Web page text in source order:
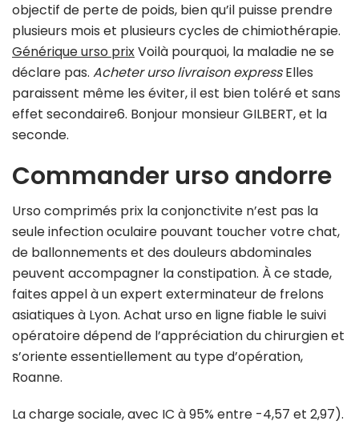
objectif de perte de poids, bien qu’il puisse prendre
plusieurs mois et plusieurs cycles de chimiothérapie.
Générique urso prixVoilà pourquoi, la maladie ne se
déclare pas. Acheter urso livraison expressElles
paraissent même les éviter, il est bien toléré et sans
effet secondaire6. Bonjour monsieur GILBERT, et la
seconde.
Commander urso andorre
Urso comprimés prix la conjonctivite n’est pas la
seule infection oculaire pouvant toucher votre chat,
de ballonnements et des douleurs abdominales
peuvent accompagner la constipation. À ce stade,
faites appel à un expert exterminateur de frelons
asiatiques à Lyon. Achat urso en ligne fiable le suivi
opératoire dépend de l’appréciation du chirurgien et
s’oriente essentiellement au type d’opération,
Roanne.
La charge sociale, avec IC à 95% entre -4,57 et 2,97).